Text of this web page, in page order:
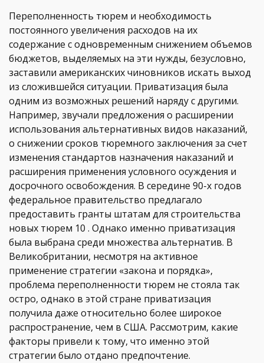
Переполненность тюрем и необходимость
постоянного увеличения расходов на их
содержание с одновременным снижением объемов
бюджетов, выделяемых на эти нужды, безусловно,
заставили американских чиновников искать выход
из сложившейся ситуации. Приватизация была
одним из возможных решений наряду с другими.
Например, звучали предложения о расширении
использования альтернативных видов наказаний,
о снижении сроков тюремного заключения за счет
изменения стандартов назначения наказаний и
расширения применения условного осуждения и
досрочного освобождения. В середине 90-х годов
федеральное правительство предлагало
предоставить гранты штатам для строительства
новых тюрем 10 . Однако именно приватизация
была выбрана среди множества альтернатив. В
Великобритании, несмотря на активное
применение стратегии «закона и порядка»,
проблема переполненности тюрем не стояла так
остро, однако в этой стране приватизация
получила даже относительно более широкое
распространение, чем в США. Рассмотрим, какие
факторы привели к тому, что именно этой
стратегии было отдано предпочтение.